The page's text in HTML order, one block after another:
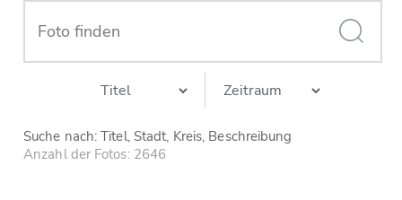
Suche nach: Titel, Stadt, Kreis, Beschreibung
Anzahl der Fotos: 2646